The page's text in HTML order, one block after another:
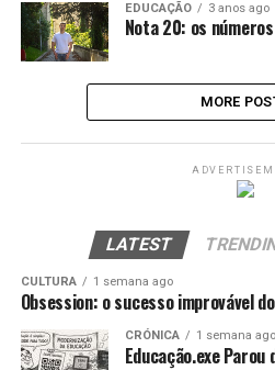
EDUCAÇÃO 3 anos ago
Nota 20: os
MORE
LATEST
CULTURA 1 semana ago
Obsession: o sucesso improvável
CRÓNICA 1 semana ago
Educação.exe Parou